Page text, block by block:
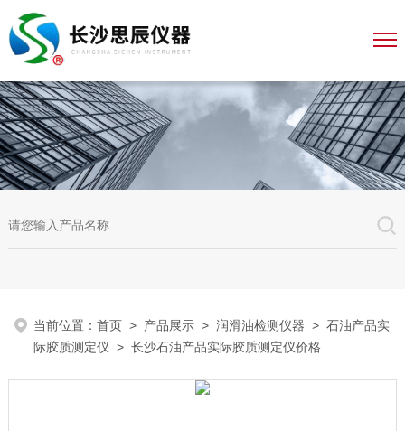
当前位置：首页 > 产品展示 >润滑油检测仪器 >石油产品实
际胶质测定仪 > 长沙石油产品实际胶质测定仪价格